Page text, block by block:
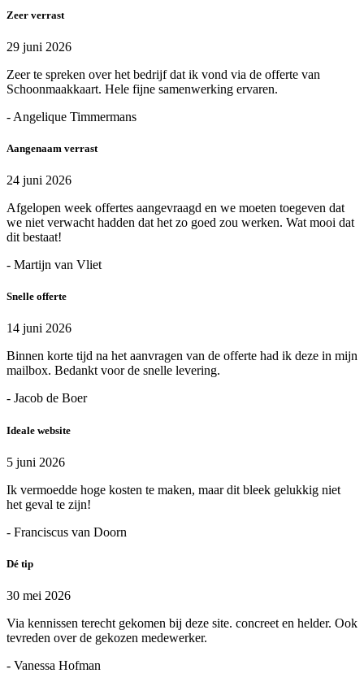
Zeer verrast
29 juni 2026
Zeer te spreken over het bedrijf dat ik vond via de offerte van
Schoonmaakkaart. Hele fijne samenwerking ervaren.
- Angelique Timmermans
Aangenaam verrast
24 juni 2026
Afgelopen week offertes aangevraagd en we moeten toegeven dat
we niet verwacht hadden dat het zo goed zou werken. Wat mooi dat
dit bestaat!
- Martijn van Vliet
Snelle offerte
14 juni 2026
Binnen korte tijd na het aanvragen van de offerte had ik deze in mijn
mailbox. Bedankt voor de snelle levering.
- Jacob de Boer
Ideale website
5 juni 2026
Ik vermoedde hoge kosten te maken, maar dit bleek gelukkig niet
het geval te zijn!
- Franciscus van Doorn
Dé tip
30 mei 2026
Via kennissen terecht gekomen bij deze site. concreet en helder. Ook
tevreden over de gekozen medewerker.
- Vanessa Hofman